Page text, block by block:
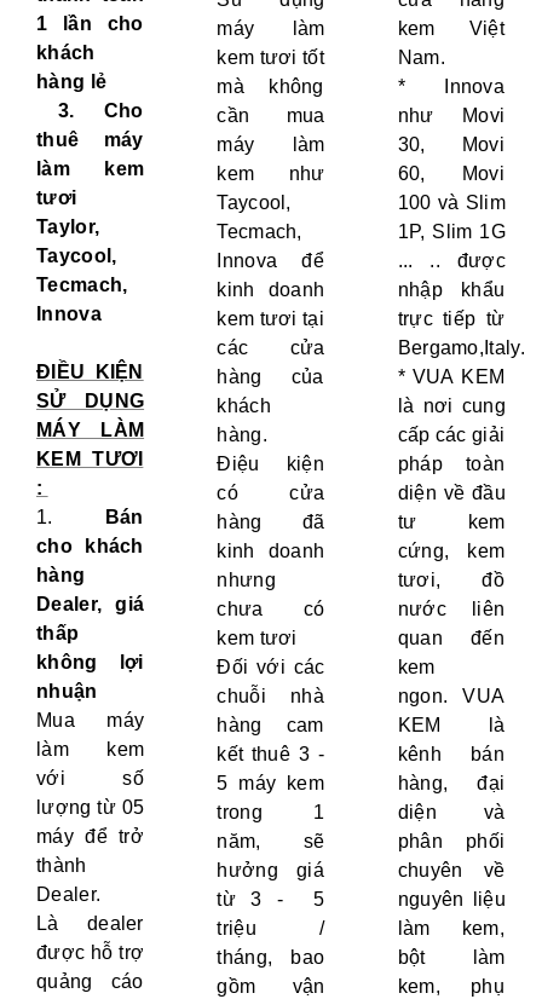
1 lần cho
khách
hàng lẻ
3. Cho
thuê máy
làm kem
tươi
Taylor,
Taycool,
Tecmach,
Innova
ĐIỀU KIỆN
SỬ DỤNG
MÁY LÀM
KEM TƯƠI
:
1.
Bán
cho khách
hàng
Dealer, giá
thấp
không lợi
nhuận
Mua máy
làm kem
với số
lượng từ 05
máy để trở
thành
Dealer.
Là dealer
được hỗ trợ
quảng cáo
máy làm
kem tươi tốt
mà không
cần mua
máy làm
kem như
Taycool,
Tecmach,
Innova để
kinh doanh
kem tươi tại
các cửa
hàng của
khách
hàng.
Điệu kiện
có cửa
hàng đã
kinh doanh
nhưng
chưa có
kem tươi
Đối với các
chuỗi nhà
hàng cam
kết thuê 3 -
5 máy kem
trong 1
năm, sẽ
hưởng giá
từ 3 - 5
triệu /
tháng, bao
gồm vận
kem Việt
Nam.
* Innova
như Movi
30, Movi
60, Movi
100 và Slim
1P, Slim 1G
... .. được
nhập khẩu
trực tiếp từ
Bergamo,Italy.
* VUA KEM
là nơi cung
cấp các giải
pháp toàn
diện về đầu
tư kem
cứng, kem
tươi, đồ
nước liên
quan đến
kem
ngon. VUA
KEM là
kênh bán
hàng, đại
diện và
phân phối
chuyên về
nguyên liệu
làm kem,
bột làm
kem, phụ